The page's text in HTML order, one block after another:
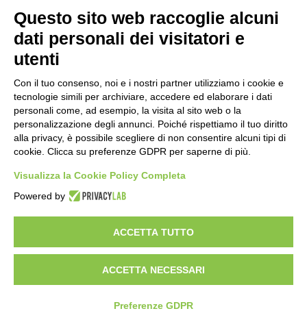
Amministrazione Trasparente
Privacy Policy
Dichiarazione di accessibilitàObiettivi di accessibilità
Seguici su:
Indirizzo:Via Gaetano Donizetti 30, Collegno
Centralino:0114053925 Email: toic8cg002@istruzione.it
Posta elettronica certificata (PEC):toic8cg002@pec.istruzione.it
Codice fiscale: 95641450010
Codice Indice delle Pubbliche Amministrazioni (IPA): D0ZZDV0V
Codice unico di fatturazione (CUF): FJDH3Z
Copyright 2023 © ISTITUTO COMPRENSIVO "GUGLIELMO MARCONI" |
PEC: TOIC8CG002@pec.istruzione.it
Idea e progetto di Designers Italia
Questo sito web raccoglie alcuni
dati personali dei visitatori e
utenti
Con il tuo consenso, noi e i nostri partner utilizziamo i cookie e
tecnologie simili per archiviare, accedere ed elaborare i dati
personali come, ad esempio, la visita al sito web o la
personalizzazione degli annunci. Poiché rispettiamo il tuo diritto
alla privacy, è possibile scegliere di non consentire alcuni tipi di
cookie. Clicca su preferenze GDPR per saperne di più.
Visualizza la Cookie Policy Completa
Powered by
ACCETTA TUTTO
ACCETTA NECESSARI
Preferenze GDPR